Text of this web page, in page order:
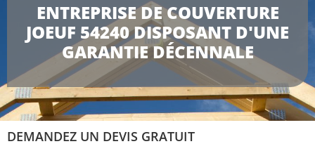
ENTREPRISE DE COUVERTURE
JOEUF 54240 DISPOSANT D'UNE
GARANTIE DÉCENNALE
DEMANDEZ UN DEVIS GRATUIT